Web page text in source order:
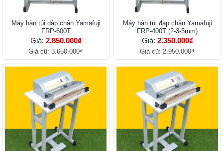
Máy hàn túi dập chân Yamafuji
FRP-600T
Giá: 2.850.000₫
Giá cũ: 3.650.000₫
Máy hàn túi đạp chân Yamafuji
FRP-400T (2-3-5mm)
Giá: 2.350.000₫
Giá cũ: 2.950.000₫